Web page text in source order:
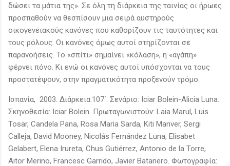
δώσει τα μάτια της». Σε όλη τη διάρκεια της ταινίας οι ήρωες
προσπαθούν να θεσπίσουν μια σειρά αυστηρούς
οικογενειακούς κανόνες που καθορίζουν τις ταυτότητες και
τους ρόλους. Οι κανόνες όμως αυτοί στηρίζονται σε
παρανοήσεις. Το «σπίτι» σημαίνει «κόλαση», η «αγάπη»
φέρνει πόνο. Κι ενώ οι κανόνες αυτοί υπόσχονται να τους
προστατέψουν, στην πραγματικότητα προξενούν τρόμο.
Ισπανία, 2003. Διάρκεια:107΄. Σενάριο: Iciar Bolein-Alicia Luna.
Σκηνοθεσία: Iciar Bolein. Πρωταγωνιστούν: Laia Marul, Luis
Tosar, Candela Pana, Rosa Maria Sarda, Kiti Manver, Sergi
Calleja, David Mooney, Nicolás Fernández Luna, Elisabet
Gelabert, Elena Irureta, Chus Gutiérrez, Antonio de la Torre,
Aitor Merino, Francesc Garrido, Javier Batanero. Φωτογραφία: